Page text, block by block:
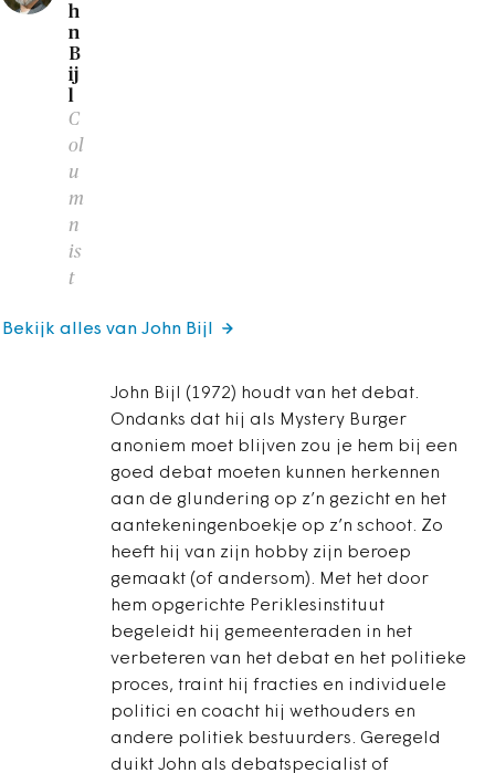
h
n
B
ij
l
C
ol
u
m
n
is
t
John Bijl (1972) houdt van het debat.
Ondanks dat hij als Mystery Burger
anoniem moet blijven zou je hem bij een
goed debat moeten kunnen herkennen
aan de glundering op z’n gezicht en het
aantekeningenboekje op z’n schoot. Zo
heeft hij van zijn hobby zijn beroep
gemaakt (of andersom). Met het door
hem opgerichte Periklesinstituut
begeleidt hij gemeenteraden in het
verbeteren van het debat en het politieke
proces, traint hij fracties en individuele
politici en coacht hij wethouders en
andere politiek bestuurders. Geregeld
duikt John als debatspecialist of
Bekijk alles van John Bijl